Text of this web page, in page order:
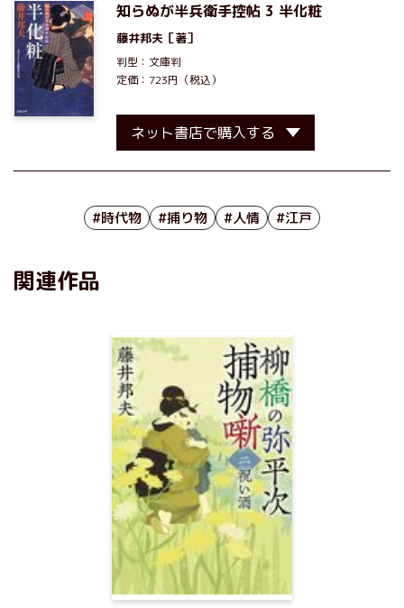
知らぬが半兵衛手控帖 3 半化粧
藤井邦夫 ［著］
判型：文庫判
定価：723円（税込）
ネット書店で購入する
#時代物 #捕り物 #人情 #江戸
関連作品